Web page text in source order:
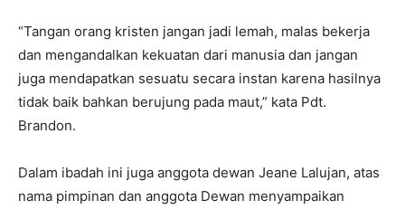
“Tangan orang kristen jangan jadi lemah, malas bekerja
dan mengandalkan kekuatan dari manusia dan jangan
juga mendapatkan sesuatu secara instan karena hasilnya
tidak baik bahkan berujung pada maut,” kata Pdt.
Brandon.
Dalam ibadah ini juga anggota dewan Jeane Lalujan, atas
nama pimpinan dan anggota Dewan menyampaikan